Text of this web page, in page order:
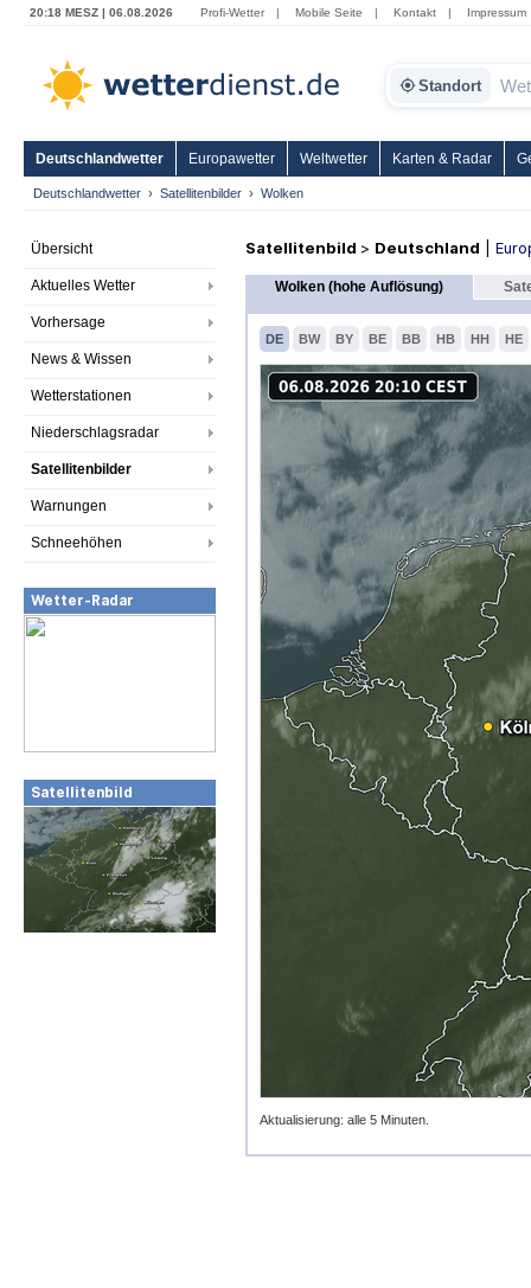
20:18 MESZ | 06.08.2026 Profi-Wetter | Mobile Seite | Kontakt | Impressum
Standort
Deutschlandwetter Europawetter Weltwetter Karten & Radar
Deutschlandwetter Satellitenbilder Wolken
Übersicht
Aktuelles Wetter
Vorhersage
News & Wissen
Wetterstationen
Niederschlagsradar
Satellitenbilder
Warnungen
Schneehöhen
Wetter-Radar
Satellitenbild
Satellitenbild > Deutschland
Wolken (hohe Auflösung)
DE BW BY BE BB HB HH HE
Aktualisierung: alle 5 Minuten.